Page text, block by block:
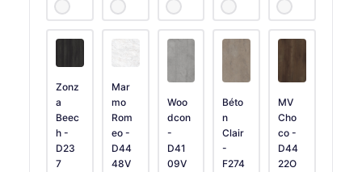
Zonz
a
Beec
h -
D23
7
Mar
mo
Rom
eo -
D44
48V
Woo
dcon
-
D41
09V
Béto
n
Clair
-
F274
MV
Cho
co -
D44
22O